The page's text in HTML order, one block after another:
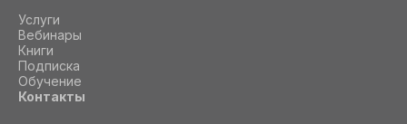
Услуги
Вебинары
Книги
Подписка
Обучение
Контакты